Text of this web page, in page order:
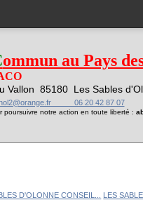
ommun au Pays
Vallon 85180 Les Sables
06 20 42 87 07
notre action en toute liberté :
D'OLONNE CONSEIL... LES